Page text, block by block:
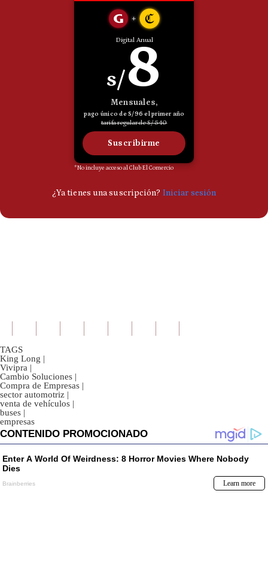
TAGS
King Long |
Vivipra |
Cambio Soluciones |
Compra de Empresas |
sector automotriz |
venta de vehículos |
buses |
empresas